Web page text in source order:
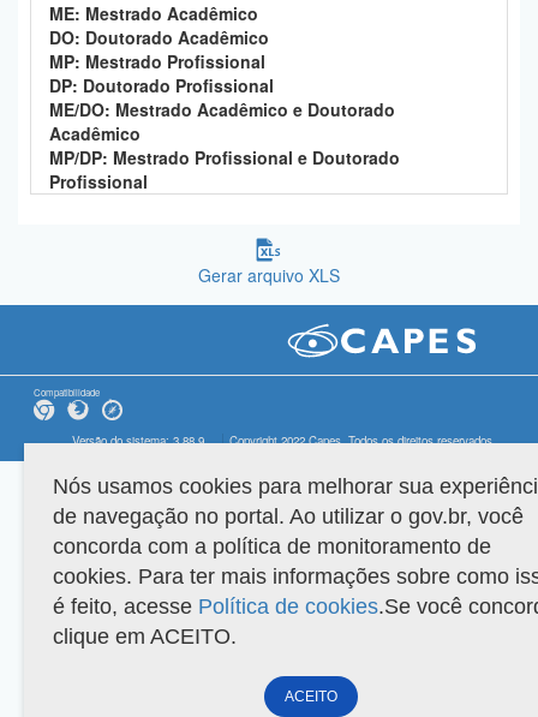
ME: Mestrado Acadêmico
DO: Doutorado Acadêmico
MP: Mestrado Profissional
DP: Doutorado Profissional
ME/DO: Mestrado Acadêmico e Doutorado
Acadêmico
MP/DP: Mestrado Profissional e Doutorado
Profissional
Gerar arquivo XLS
Compatibilidade
Versão do sistema: 3.88.9 Copyright 2022 Capes. Todos os direitos reservados.
Nós usamos cookies para melhorar sua
de navegação no portal. Ao utilizar o gov.br, você
concorda com a política de monitoramento de
cookies. Para ter mais informações sobre como
é feito, acesse Política de cookies.Se você
clique em ACEITO.
ACEITO